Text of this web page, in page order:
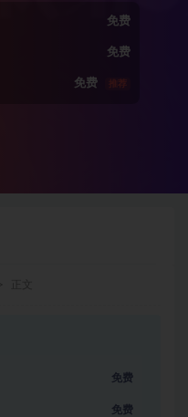
免费
免费
免费 推荐
免费
免费